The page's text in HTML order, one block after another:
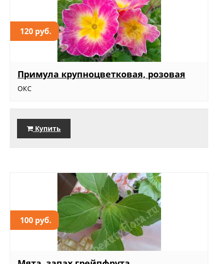
120 руб.
Примула крупноцветковая, розовая
ОКС
Купить
100 руб.